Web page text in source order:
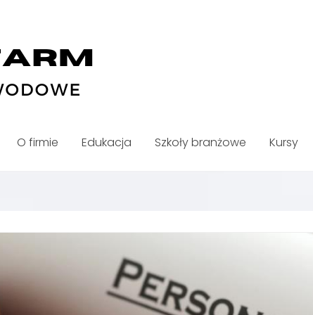
O firmie Edukacja Szkoły branżowe Kursy
O TRANSAKCJACH